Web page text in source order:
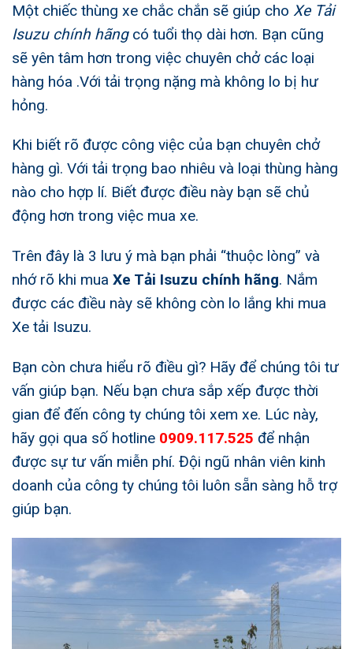
Một chiếc thùng xe chắc chắn sẽ giúp cho Xe Tải
Isuzu chính hãngcó tuổi thọ dài hơn. Bạn cũng
sẽ yên tâm hơn trong việc chuyên chở các loại
hàng hóa .Với tải trọng nặng mà không lo bị hư
hỏng.
Khi biết rõ được công việc của bạn chuyên chở
hàng gì. Với tải trọng bao nhiêu và loại thùng hàng
nào cho hợp lí. Biết được điều này bạn sẽ chủ
động hơn trong việc mua xe.
Trên đây là 3 lưu ý mà bạn phải “thuộc lòng” và
nhớ rõ khi mua Xe Tải Isuzu chính hãng. Nắm
được các điều này sẽ không còn lo lắng khi mua
Xe tải Isuzu.
Bạn còn chưa hiểu rõ điều gì? Hãy để chúng tôi tư
vấn giúp bạn. Nếu bạn chưa sắp xếp được thời
gian để đến công ty chúng tôi xem xe. Lúc này,
hãy gọi qua số hotline 0909.117.525 để nhận
được sự tư vấn miễn phí. Đội ngũ nhân viên kinh
doanh của công ty chúng tôi luôn sẵn sàng hỗ trợ
giúp bạn.